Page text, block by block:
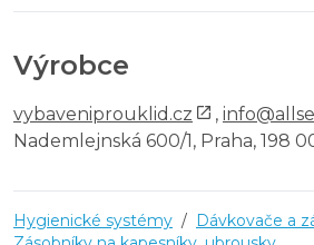
Výrobce
vybaveniprouklid.cz ,
Nademlejnská 600/1, Praha, 198
Hygienické systémy / Dávkovače a